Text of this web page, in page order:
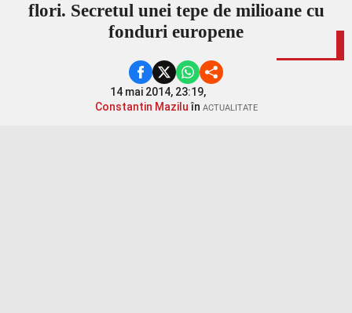
flori. Secretul unei tepe de milioane cu
fonduri europene
14 mai 2014, 23:19,
Constantin Maziluîn ACTUALITATE